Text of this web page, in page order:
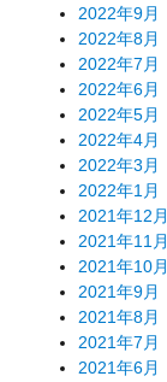
2022年9月
2022年8月
2022年7月
2022年6月
2022年5月
2022年4月
2022年3月
2022年1月
2021年12月
2021年11月
2021年10月
2021年9月
2021年8月
2021年7月
2021年6月